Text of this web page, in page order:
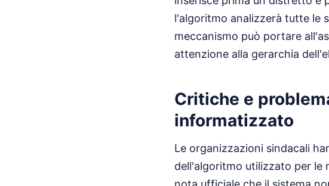
l'algoritmo analizzerà tutte le
meccanismo può portare
attenzione alla gerarchia
Critiche e
informatizzato
Le organizzazioni sindacali
dell'algoritmo utilizzato per le